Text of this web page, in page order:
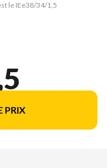
le IEe38/34/1,5
PRIX